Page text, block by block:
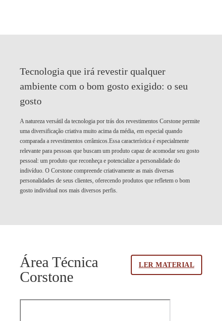
Tecnologia que irá revestir qualquer
ambiente com o bom gosto exigido: o seu
gosto
A natureza versátil da tecnologia por trás dos revestimentos Corstone permite
uma diversificação criativa muito acima da média, em especial quando
comparada a revestimentos cerâmicos.Essa característica é especialmente
relevante para pessoas que buscam um produto capaz de acomodar seu gosto
pessoal: um produto que reconheça e potencialize a personalidade do
indivíduo. O Corstone compreende criativamente as mais diversas
personalidades de seus clientes, oferecendo produtos que refletem o bom
gosto individual nos mais diversos perfis.
Área Técnica
Corstone
LER MATERIAL